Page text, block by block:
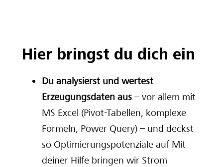
Hier bringst du dich ein
Du analysierst und wertest
Erzeugungsdaten aus – vor allem mit
MS Excel (Pivot-Tabellen, komplexe
Formeln, Power Query) – und deckst
so Optimierungspotenziale auf Mit
deiner Hilfe bringen wir Strom